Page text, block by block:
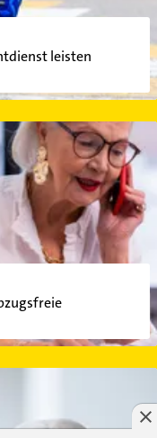
leisten
Zuverdienst?